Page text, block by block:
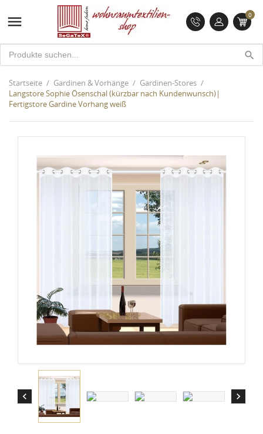
 0
search
Startseite Gardinen & Vorhänge
Gardinen-Stores
Langstore Sophie Ösenschal (kürzbar nach Kundenwunsch)|
Fertigstore Gardine Vorhang weiß
 